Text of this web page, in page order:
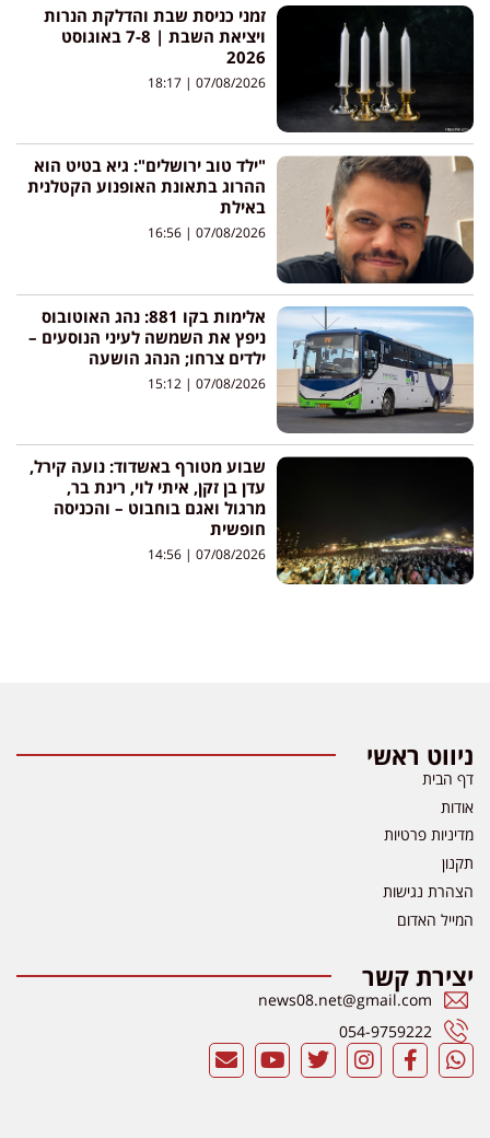
זמני כניסת שבת והדלקת הנרות
ויציאת השבת | 7-8 באוגוסט
2026
07/08/2026
"ילד טוב ירושלים": גיא בטיט הוא
ההרוג בתאונת האופנוע הקטלנית
באילת
07/08/2026
אלימות בקו 881: נהג האוטובוס
ניפץ את השמשה לעיני הנוסעים –
ילדים צרחו; הנהג הושעה
07/08/2026
שבוע מטורף באשדוד: נועה קירל,
עדן בן זקן, איתי לוי, רינת בר,
מרגול ואגם בוחבוט – והכניסה
חופשית
07/08/2026
ניווט ראשי
דף הבית
אודות
מדיניות פרטיות
תקנון
הצהרת נגישות
המייל האדום
יצירת קשר
news08.net@gmail.com
054-9759222